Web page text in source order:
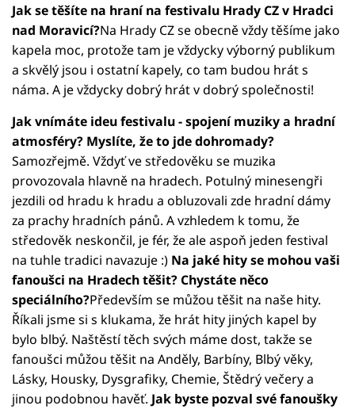
Jak se těšíte na hraní na festivalu Hrady CZ v Hradci
nad Moravicí?Na Hrady CZ se obecně vždy těšíme jako
kapela moc, protože tam je vždycky výborný publikum
a skvělý jsou i ostatní kapely, co tam budou hrát s
náma. A je vždycky dobrý hrát v dobrý společnosti!
Jak vnímáte ideu festivalu - spojení muziky a hradní
atmosféry? Myslíte, že to jde dohromady?
Samozřejmě. Vždyť ve středověku se muzika
provozovala hlavně na hradech. Potulný minesengři
jezdili od hradu k hradu a obluzovali zde hradní dámy
za prachy hradních pánů. A vzhledem k tomu, že
středověk neskončil, je fér, že ale aspoň jeden festival
na tuhle tradici navazuje :) Na jaké hity se mohou vaši
fanoušci na Hradech těšit? Chystáte něco
speciálního?Především se můžou těšit na naše hity.
Říkali jsme si s klukama, že hrát hity jiných kapel by
bylo blbý. Naštěstí těch svých máme dost, takže se
fanoušci můžou těšit na Anděly, Barbíny, Blbý věky,
Lásky, Housky, Dysgrafiky, Chemie, Štědrý večery a
jinou podobnou havěť. Jak byste pozval své fanoušky